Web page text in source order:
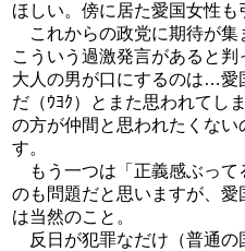
ほしい。傍に居た愛国女性も
これからの政党に期待が集
こういう過激発言があると
大人の男が口にするのは…愛
だ（ｳﾖｸ）とまた思われてし
の方が仲間と思われたくない
す。
もう一つは「正義感ぶって
のも問題だと思いますが、
は当然のこと。
反日が犯罪なだけ（普通の